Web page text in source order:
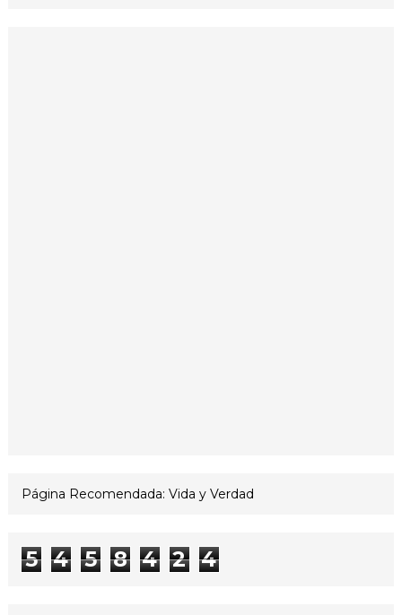
Página Recomendada: Vida y Verdad
5 4 5 8 4 2 4